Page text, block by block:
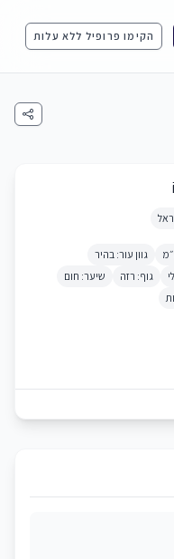
הקימו פרופיל ללא עלות
גוון עור: בהיר
גוף: רזה
שיער: חום